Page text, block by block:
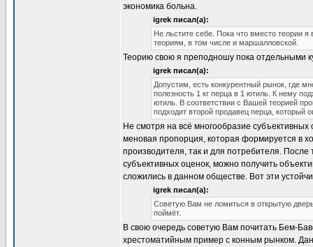
экономика больна.
igrek писал(а):
Не льстите себе. Пока что вместо теории
теориям, в том числе и маршалловской.
Теорию свою я преподношу пока отдельными
igrek писал(а):
Допустим, есть конкурентный рынок, где
полезность 1 кг перца в 1 ютиль. К нему
ютиль. В соответствии с Вашей теорией
подходит второй продавец перца, который
Не смотря на всё многообразие
меновая пропорция, которая формируется в
производителя, так и для потребителя. После
субъективных оценок, можно получить
сложились в данном обществе. Вот эти
igrek писал(а):
Советую Вам не ломиться в открытую
поймёт.
В свою очередь советую Вам почитать Бем-
хрестоматийным пример с конным рынком.